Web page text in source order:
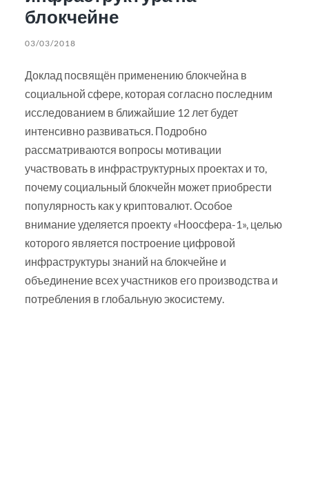
блокчейне
03/03/2018
Доклад посвящён применению блокчейна в
социальной сфере, которая согласно последним
исследованием в ближайшие 12 лет будет
интенсивно развиваться. Подробно
рассматриваются вопросы мотивации
участвовать в инфраструктурных проектах и то,
почему социальный блокчейн может приобрести
популярность как у криптовалют. Особое
внимание уделяется проекту «Ноосфера-1», целью
которого является построение цифровой
инфраструктуры знаний на блокчейне и
объединение всех участников его производства и
потребления в глобальную экосистему.